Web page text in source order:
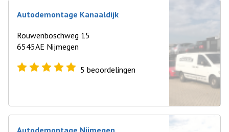
Autodemontage Kanaaldijk
Rouwenboschweg 15
6545AE Nijmegen
5 beoordelingen
Autodemontage Nijmegen